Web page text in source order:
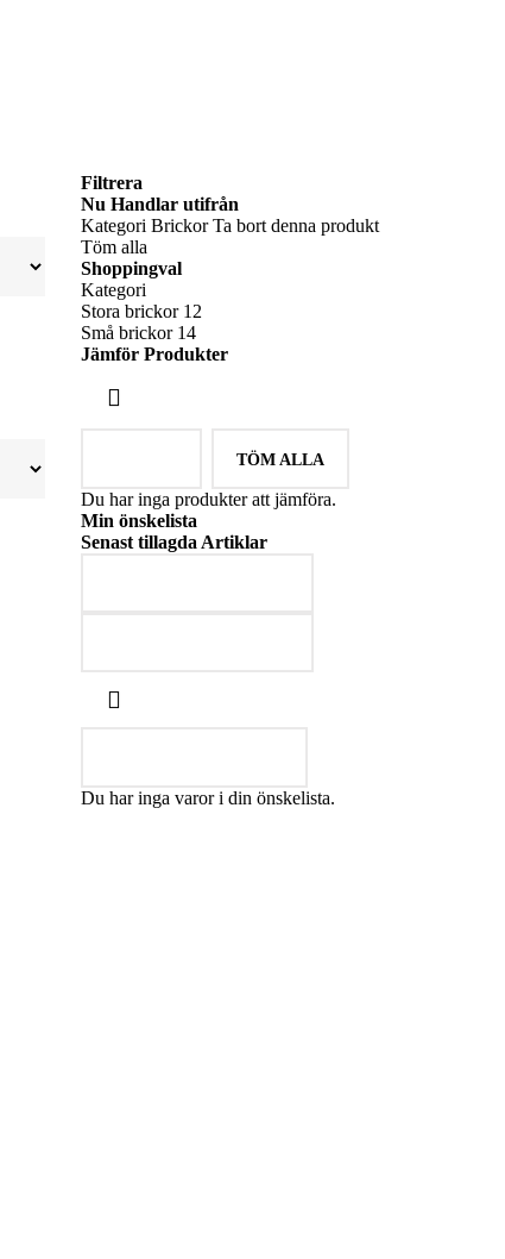
Filtrera
Nu Handlar utifrån
Kategori Brickor Ta bort denna produkt
Töm alla
Shoppingval
Kategori
Stora brickor 12
Små brickor 14
Jämför Produkter
TÖM ALLA
Du har inga produkter att jämföra.
Min önskelista
Senast tillagda Artiklar
Du har inga varor i din önskelista.